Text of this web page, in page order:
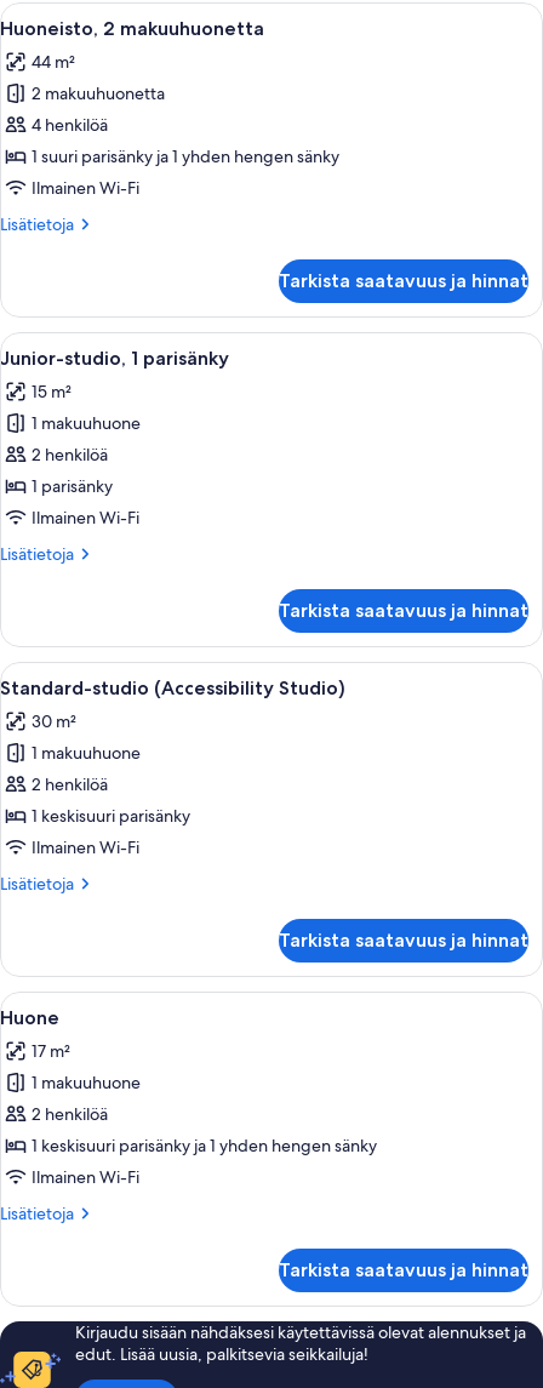
Avaa
kaikki
huonetyypin
Huoneisto,
2
makuuhuonetta
kuvat
Siististi pedattu sänky, jossa on
6
Huoneisto, 2 makuuhuonetta
44 m²
2 makuuhuonetta
4 henkilöä
1 suuri parisänky ja 1 yhden hengen sänky
Ilmainen Wi-Fi
Lisätietoja
Lisätietoja
makuuhuonetta
Tarkista saatavuus ja hinnat
Avaa
kaikki
huonetyypin
Junior-
studio,
1
parisänky
Hotellihuoneessa on sänky, kaksi
5
Junior-studio, 1 parisänky
15 m²
1 makuuhuone
2 henkilöä
1 parisänky
Ilmainen Wi-Fi
Lisätietoja
Lisätietoja
1
parisänky
Tarkista saatavuus ja hinnat
Avaa
kaikki
huonetyypin
Standard-
studio
(Accessibility
Studio)
Hotellihuone, jossa on sänky, tuoli,
3
Standard-studio (Accessibility Studio)
30 m²
1 makuuhuone
2 henkilöä
1 keskisuuri parisänky
Ilmainen Wi-Fi
Lisätietoja
Lisätietoja
(Accessibility
Studio)
Tarkista saatavuus ja hinnat
Avaa
kaikki
huonetyypin
Huone
kuvat
Hotellihuone, jossa on sänky, kaksi
1
Huone
17 m²
1 makuuhuone
2 henkilöä
1 keskisuuri parisänky ja 1 yhden hengen sänky
Ilmainen Wi-Fi
Lisätietoja
Lisätietoja
Tarkista saatavuus ja hinnat
Kirjaudu sisään nähdäksesi käytettävissä olevat alennukset ja
edut. Lisää uusia, palkitsevia seikkailuja!